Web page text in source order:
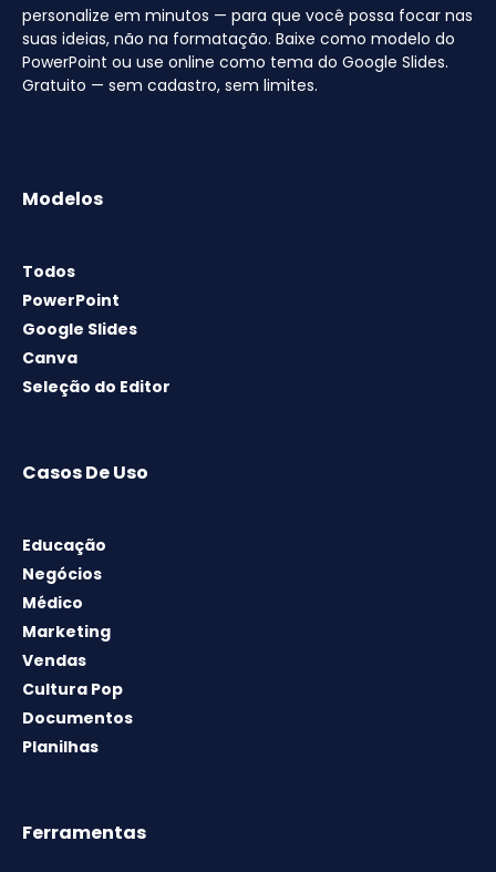
personalize em minutos — para que você possa focar nas
suas ideias, não na formatação. Baixe como modelo do
PowerPoint ou use online como tema do Google Slides.
Gratuito — sem cadastro, sem limites.
Modelos
Todos
PowerPoint
Google Slides
Canva
Seleção do Editor
Casos De Uso
Educação
Negócios
Médico
Marketing
Vendas
Cultura Pop
Documentos
Planilhas
Ferramentas